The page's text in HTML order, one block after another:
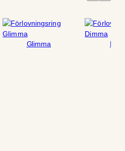
Glimma